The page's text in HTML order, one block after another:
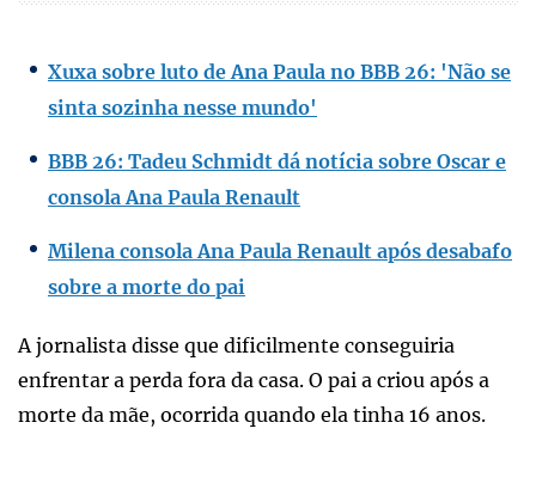
Xuxa sobre luto de Ana Paula no BBB 26: 'Não se
sinta sozinha nesse mundo'
BBB 26: Tadeu Schmidt dá notícia sobre Oscar e
consola Ana Paula Renault
Milena consola Ana Paula Renault após desabafo
sobre a morte do pai
A jornalista disse que dificilmente conseguiria
enfrentar a perda fora da casa. O pai a criou após a
morte da mãe, ocorrida quando ela tinha 16 anos.